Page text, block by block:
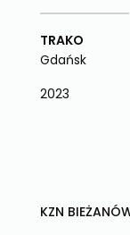
TRAKO
Gdańsk
2023
KZN